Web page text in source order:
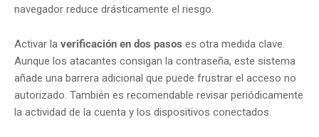
navegador reduce drásticamente el riesgo.
Activar la verificación en dos pasos es otra medida clave.
Aunque los atacantes consigan la contraseña, este sistema
añade una barrera adicional que puede frustrar el acceso no
autorizado. También es recomendable revisar periódicamente
la actividad de la cuenta y los dispositivos conectados.